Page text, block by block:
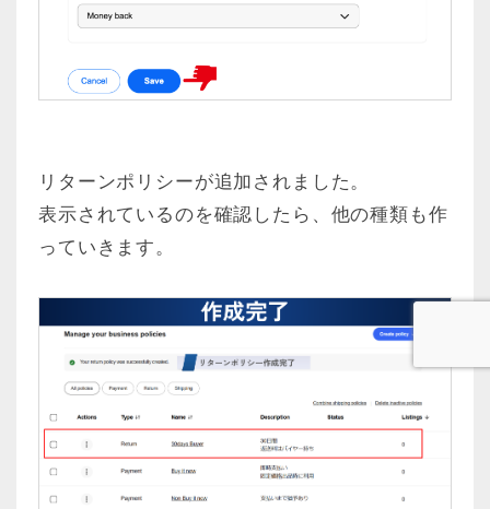
リターンポリシーが追加されました。
表示されているのを確認したら、他の種類も作
っていきます。